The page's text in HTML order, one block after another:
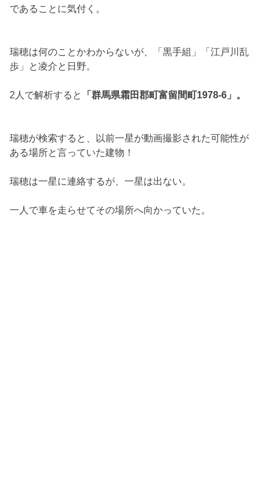
であることに気付く。
瑞穂は何のことかわからないが、「黒手組」「江戸川乱
歩」と凌介と日野。
2人で解析すると 「群馬県霜田郡町富留間町1978-6」。
瑞穂が検索すると、以前一星が動画撮影された可能性が
ある場所と言っていた建物！
瑞穂は一星に連絡するが、一星は出ない。
一人で車を走らせてその場所へ向かっていた。